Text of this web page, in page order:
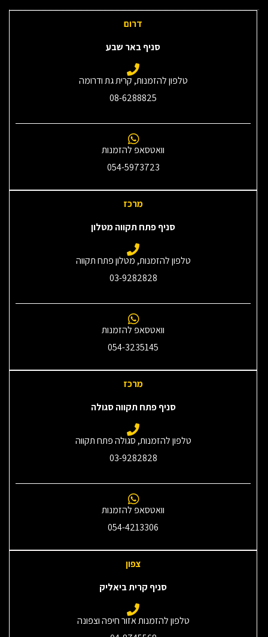
דרום
סניף באר שבע
טלפון להזמנות, קרית גת ודרומה
08-6288825
וואטסאפ להזמנות
054-5973723
מרכז
סניף פתח תקווה מטלון
טלפון להזמנות, מטלון פתח תקווה
03-9282828
וואטסאפ להזמנות
054-3235145‎
מרכז
סניף פתח תקווה סגולה
טלפון להזמנות, סגולה פתח תקווה
03-9282828
וואטסאפ להזמנות
054-4213306
צפון
סניף קרית ביאליק
טלפון להזמנות אזור חיפה וצפונה